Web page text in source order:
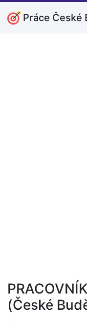
Práce České
(České